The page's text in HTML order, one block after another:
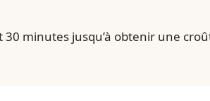
minutes jusqu’à obtenir une